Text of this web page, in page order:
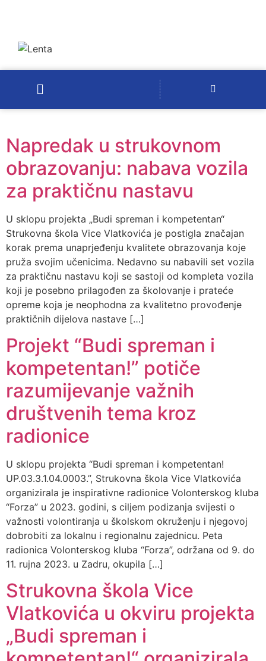
Napredak u strukovnom
obrazovanju: nabava vozila
za praktičnu nastavu
U sklopu projekta „Budi spreman i kompetentan“
Strukovna škola Vice Vlatkovića je postigla značajan
korak prema unaprjeđenju kvalitete obrazovanja koje
pruža svojim učenicima. Nedavno su nabavili set vozila
za praktičnu nastavu koji se sastoji od kompleta vozila
koji je posebno prilagođen za školovanje i prateće
opreme koja je neophodna za kvalitetno provođenje
praktičnih dijelova nastave […]
Projekt “Budi spreman i
kompetentan!” potiče
razumijevanje važnih
društvenih tema kroz
radionice
U sklopu projekta “Budi spreman i kompetentan!
UP.03.3.1.04.0003.”, Strukovna škola Vice Vlatkovića
organizirala je inspirativne radionice Volonterskog kluba
“Forza” u 2023. godini, s ciljem podizanja svijesti o
važnosti volontiranja u školskom okruženju i njegovoj
dobrobiti za lokalnu i regionalnu zajednicu. Peta
radionica Volonterskog kluba “Forza”, održana od 9. do
11. rujna 2023. u Zadru, okupila […]
Strukovna škola Vice
Vlatkovića u okviru projekta
„Budi spreman i